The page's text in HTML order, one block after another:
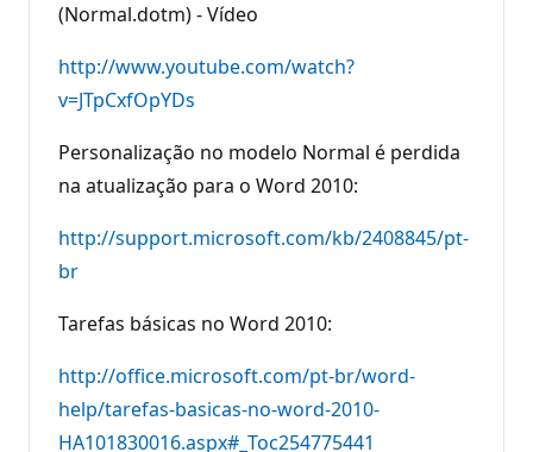
(Normal.dotm) - Vídeo
http://www.youtube.com/watch?
v=JTpCxfOpYDs
Personalização no modelo Normal é perdida
na atualização para o Word 2010:
http://support.microsoft.com/kb/2408845/pt-
br
Tarefas básicas no Word 2010:
http://office.microsoft.com/pt-br/word-
help/tarefas-basicas-no-word-2010-
HA101830016.aspx#_Toc254775441